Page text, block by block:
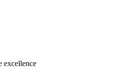
excellence